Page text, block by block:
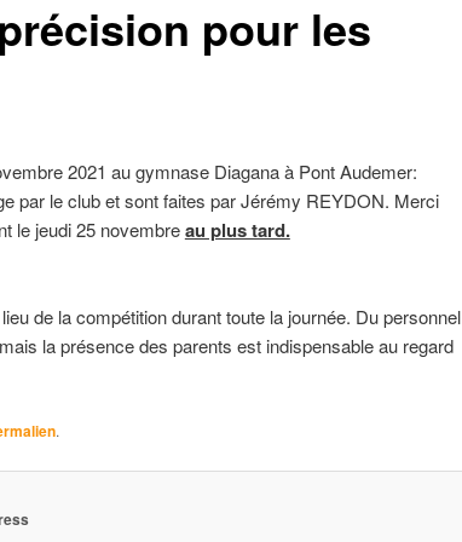
pour les
2021 au gymnase Diagana à Pont Audemer:
par le club et sont faites par Jérémy REYDON. Merci
le jeudi 25 novembreau plus tard.
de la compétition durant toute la journée. Du personnel
la présence des parents est indispensable au regard
.